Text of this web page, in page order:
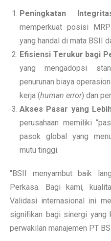
Peningkatan
memperkuat posisi
yang handal di mata BSII
Efisiensi Terukur bagi
yang mengadopsi
penurunan biaya
kerja (human error) dan
Akses Pasar yang
perusahaan memiliki
pasok global yang
mutu tinggi.
“BSII menyambut baik
Perkasa. Bagi kami,
Validasi internasional ini
signifikan bagi sinergi yang
perwakilan manajemen PT